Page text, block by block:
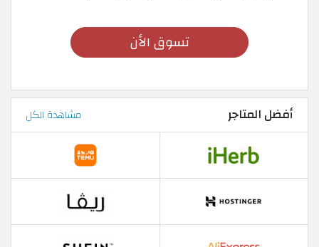
تسوق الأن
أفضل المتاجر مشاهدة الكل